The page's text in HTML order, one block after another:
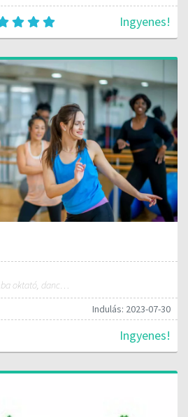
Ingyenes!
aerobik oktató, zumba oktató, dance instruktor
Indulás: 2023-07-30
Ingyenes!